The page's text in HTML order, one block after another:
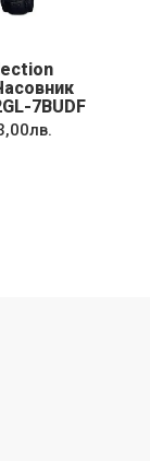
7BUDF